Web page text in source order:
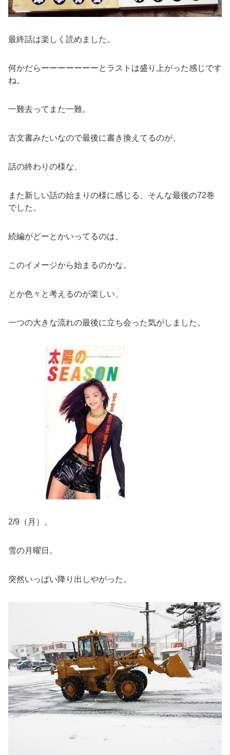
最終話は楽しく読めました。
何かだらーーーーーーーとラストは盛り上がった感じです
ね。
一難去ってまた一難。
古文書みたいなので最後に書き換えてるのが、
話の終わりの様な、
また新しい話の始まりの様に感じる、そんな最後の72巻
でした。
続編がどーとかいってるのは、
このイメージから始まるのかな。
とか色々と考えるのが楽しい、
一つの大きな流れの最後に立ち会った気がしました。
2/9（月）。
雪の月曜日。
突然いっぱい降り出しやがった。